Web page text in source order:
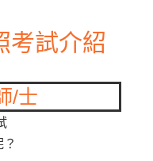
考試介紹
高普考、地方
公務人員高等考試三級考
『公務人員初等考試』、